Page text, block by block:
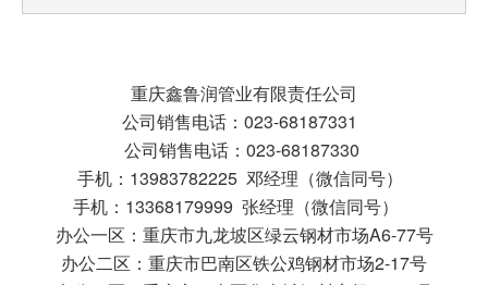
重庆鑫鲁润管业有限责任公司
公司销售电话：023-68187331
公司销售电话：023-68187330
手机：13983782225 邓经理（微信同号）
手机：13368179999 张经理（微信同号）
办公一区：重庆市九龙坡区绿云钢材市场A6-77号
办公二区：重庆市巴南区铁公鸡钢材市场2-17号